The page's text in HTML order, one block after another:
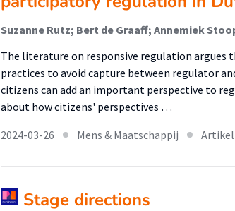
Suzanne Rutz; Bert de Graaff; Annemiek
The literature on responsive regulation argues
practices to avoid capture between regulator
citizens can add an important perspective to
about how citizens' perspectives …
2024-03-26
Mens & Maatschappij Artikel
Stage directions